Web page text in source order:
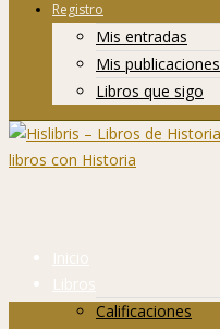
Registro
Mis entradas
Mis publicaciones
Libros que sigo
Inicio
Libros
Calificaciones